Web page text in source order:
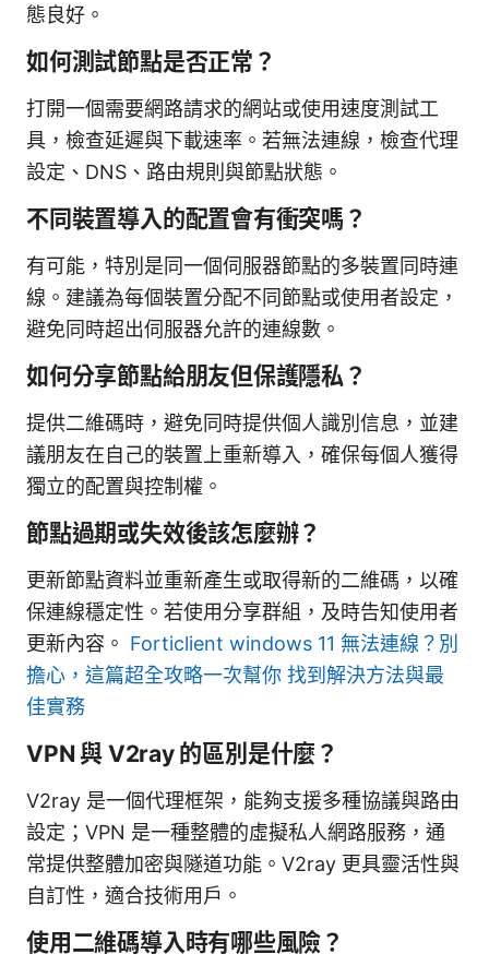
態良好。
如何測試節點是否正常？
打開一個需要網路請求的網站或使用速度測試工
具，檢查延遲與下載速率。若無法連線，檢查代理
設定、DNS、路由規則與節點狀態。
不同裝置導入的配置會有衝突嗎？
有可能，特別是同一個伺服器節點的多裝置同時連
線。建議為每個裝置分配不同節點或使用者設定，
避免同時超出伺服器允許的連線數。
如何分享節點給朋友但保護隱私？
提供二維碼時，避免同時提供個人識別信息，並建
議朋友在自己的裝置上重新導入，確保每個人獲得
獨立的配置與控制權。
節點過期或失效後該怎麼辦？
更新節點資料並重新產生或取得新的二維碼，以確
保連線穩定性。若使用分享群組，及時告知使用者
更新內容。 Forticlient windows 11 無法連線？別
擔心，這篇超全攻略一次幫你 找到解決方法與最
佳實務
VPN 與 V2ray 的區別是什麼？
V2ray 是一個代理框架，能夠支援多種協議與路由
設定；VPN 是一種整體的虛擬私人網路服務，通
常提供整體加密與隧道功能。V2ray 更具靈活性與
自訂性，適合技術用戶。
使用二維碼導入時有哪些風險？